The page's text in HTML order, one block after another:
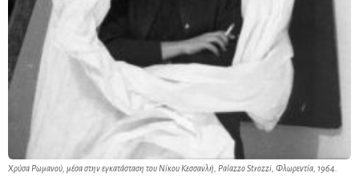
Χρύσα Ρωμανού, μέσα στην εγκατάσταση του Νίκου Κεσσανλή, Palazzo Strozzi, Φλωρεντία, 1964.